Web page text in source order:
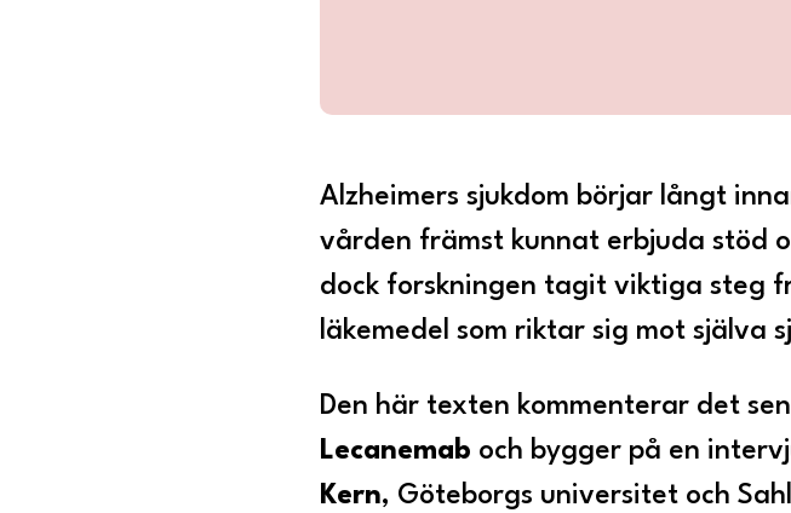
Alzheimers sjukdom börjar långt
vården främst kunnat erbjuda stöd
dock forskningen tagit viktiga steg
läkemedel som riktar sig mot själva
Den här texten kommenterar det
Lecanemab och bygger på en
Kern, Göteborgs universitet och